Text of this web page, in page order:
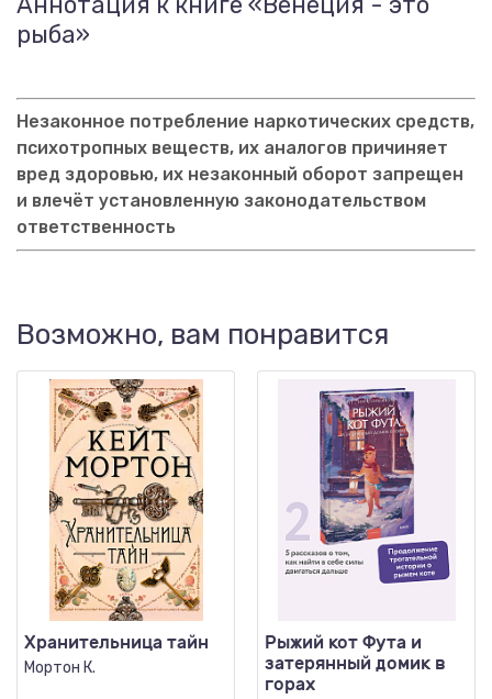
рыба»
Незаконное потребление наркотических средств,
психотропных веществ, их аналогов причиняет
вред здоровью, их незаконный оборот запрещен
и влечёт установленную законодательством
ответственность
Возможно, вам понравится
Хранительница тайн
Мортон К.
Рыжий кот Фута и
затерянный домик в
горах